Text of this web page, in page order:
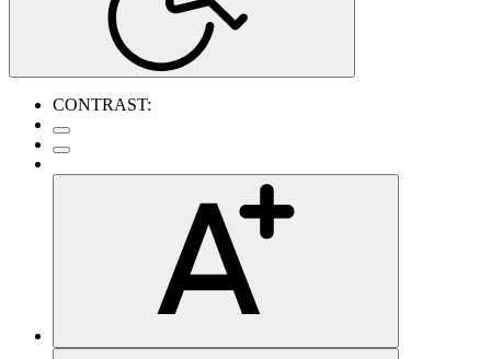
CONTRAST: